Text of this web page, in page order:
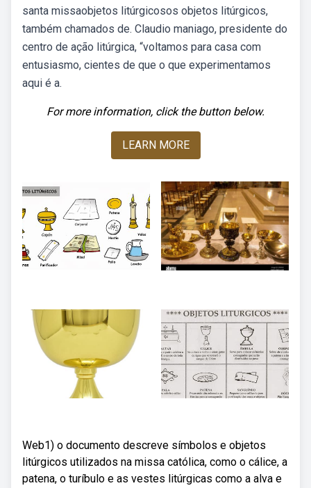
santa missaobjetos litúrgicosos objetos litúrgicos,
também chamados de. Claudio maniago, presidente do
centro de ação litúrgica, “voltamos para casa com
entusiasmo, cientes de que o que experimentamos
aqui é a.
For more information, click the button below.
LEARN MORE
Web1) o documento descreve símbolos e objetos
litúrgicos utilizados na missa católica, como o cálice, a
patena, o turíbulo e as vestes litúrgicas como a alva e